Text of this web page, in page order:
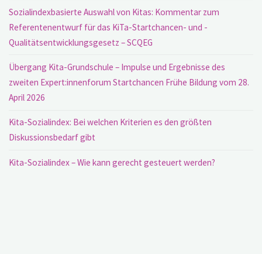
Sozialindexbasierte Auswahl von Kitas: Kommentar zum
Referentenentwurf für das KiTa-Startchancen- und -
Qualitätsentwicklungsgesetz – SCQEG
Übergang Kita-Grundschule – Impulse und Ergebnisse des
zweiten Expert:innenforum Startchancen Frühe Bildung vom 28.
April 2026
Kita-Sozialindex: Bei welchen Kriterien es den größten
Diskussionsbedarf gibt
Kita-Sozialindex – Wie kann gerecht gesteuert werden?